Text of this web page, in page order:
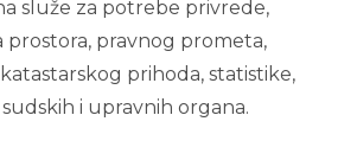
služe za potrebe privrede,
prostora, pravnog prometa,
prihoda, statistike,
i upravnih organa.